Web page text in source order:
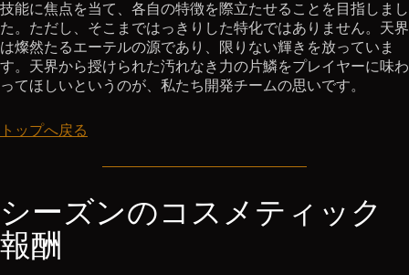
技能に焦点を当て、各自の特徴を際立たせることを目指しまし
た。ただし、そこまではっきりした特化ではありません。天界
は燦然たるエーテルの源であり、限りない輝きを放っていま
す。天界から授けられた汚れなき力の片鱗をプレイヤーに味わ
ってほしいというのが、私たち開発チームの思いです。
トップへ戻る
シーズンのコスメティック
報酬